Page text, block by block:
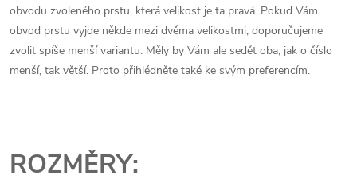
obvodu zvoleného prstu, která velikost je ta pravá. Pokud Vám
obvod prstu vyjde někde mezi dvěma velikostmi, doporučujeme
zvolit spíše menší variantu. Měly by Vám ale sedět oba, jak o číslo
menší, tak větší. Proto přihlédněte také ke svým preferencím.
ROZMĚRY: